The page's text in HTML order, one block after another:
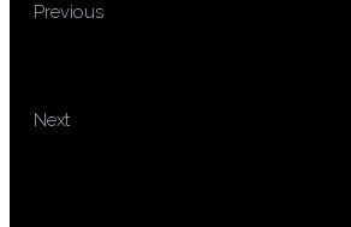
Previous
Next